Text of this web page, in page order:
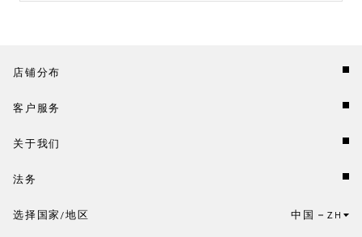
店铺分布
客户服务
关于我们
法务
点击此处选择国家/地区和语言。
选择国家/地区 中国 ZH